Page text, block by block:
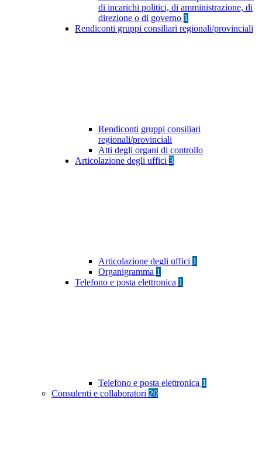
di incarichi politici, di amministrazione, di
direzione o di governo 1
Rendiconti gruppi consiliari regionali/provinciali
Rendiconti gruppi consiliari
regionali/provinciali
Atti degli organi di controllo
Articolazione degli uffici 3
Articolazione degli uffici 1
Organigramma 1
Telefono e posta elettronica 1
Telefono e posta elettronica 1
Consulenti e collaboratori 20